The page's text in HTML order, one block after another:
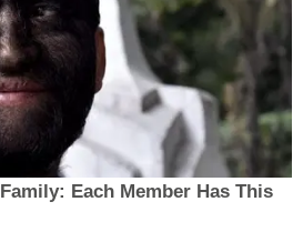
Each Member Has This